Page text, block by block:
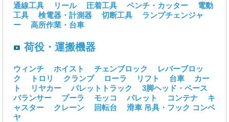
通線工具 リール 圧着工具 ペンチ・カッター
電動
工具
検電器・計測器 切断工具
ランプチェンジャ
ー
高所作業・台車
荷役・運搬機器
ウィンチ ホイスト チェンブロック
レバーブロッ
ク
トロリ クランプ ローラ リフト 台車
カー
ト
リヤカー パレットトラック
3脚ヘッド・ベース
バランサー
プーラ モッコ パレット コンテナ
キ
ャスター
クレーン 回転台 滑車 吊具・フック コンベ
ヤ